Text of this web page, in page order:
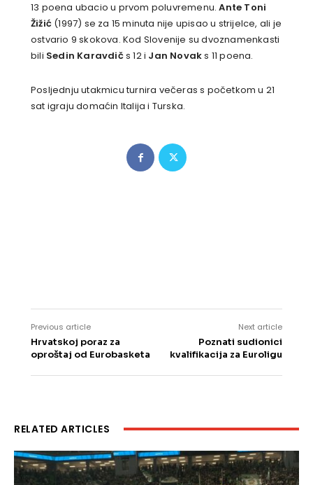
13 poena ubacio u prvom poluvremenu.Ante Toni
Žižić (1997) se za 15 minuta nije upisao u strijelce, ali je
ostvario 9 skokova. Kod Slovenije su dvoznamenkasti
bili Sedin Karavdičs 12 i Jan Novaks 11 poena.
Posljednju utakmicu turnira večeras s početkom u 21
sat igraju domaćin Italija i Turska.
Previous article
Hrvatskoj poraz za
oproštaj od Eurobasketa
Next article
Poznati sudionici
kvalifikacija za Euroligu
RELATED ARTICLES